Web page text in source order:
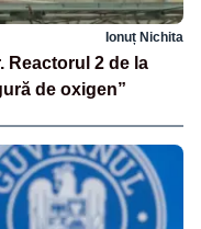
Ionuț Nichita
Reactorul 2 de la
de oxigen”